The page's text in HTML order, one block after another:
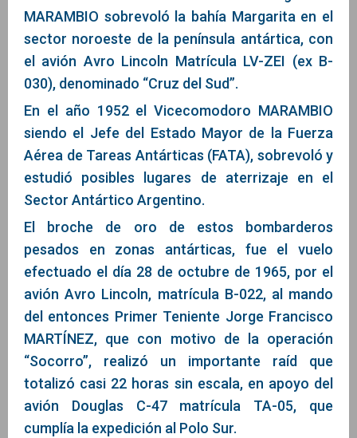
MARAMBIO sobrevoló la bahía Margarita en el
sector noroeste de la península antártica, con
el avión Avro Lincoln Matrícula LV-ZEI (ex B-
030), denominado “Cruz del Sud”.
En el año 1952 el Vicecomodoro MARAMBIO
siendo el Jefe del Estado Mayor de la Fuerza
Aérea de Tareas Antárticas (FATA), sobrevoló y
estudió posibles lugares de aterrizaje en el
Sector Antártico Argentino.
El broche de oro de estos bombarderos
pesados en zonas antárticas, fue el vuelo
efectuado el día 28 de octubre de 1965, por el
avión Avro Lincoln, matrícula B-022, al mando
del entonces Primer Teniente Jorge Francisco
MARTÍNEZ, que con motivo de la operación
“Socorro”, realizó un importante raíd que
totalizó casi 22 horas sin escala, en apoyo del
avión Douglas C-47 matrícula TA-05, que
cumplía la expedición al Polo Sur.